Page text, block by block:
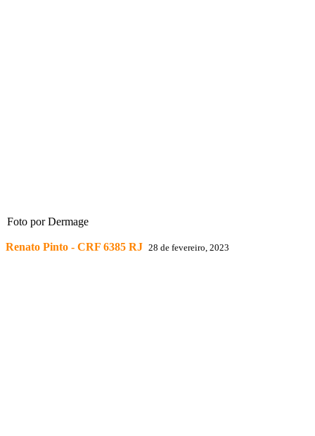
Foto por Dermage
Renato Pinto - CRF 6385 RJ 28 de fevereiro, 2023